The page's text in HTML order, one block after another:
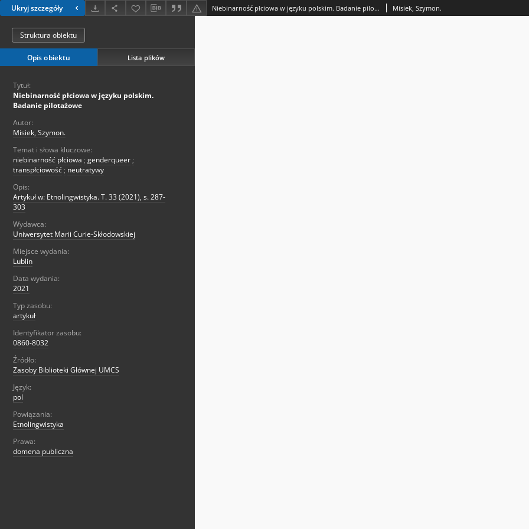
Ukryj szczegóły Niebinarność płciowa w języku polskim. Badanie pilotażowe Misiek, Szymon.
Struktura obiektu
Opis obiektu Lista plików
Tytuł:
Niebinarność płciowa w języku polskim.
Badanie pilotażowe
Autor:
Misiek, Szymon.
Temat i słowa kluczowe:
niebinarność płciowa ; genderqueer ;
transpłciowość ; neutratywy
Opis:
Artykuł w: Etnolingwistyka. T. 33 (2021), s. 287-
303
Wydawca:
Uniwersytet Marii Curie-Skłodowskiej
Miejsce wydania:
Lublin
Data wydania:
2021
Typ zasobu:
artykuł
Identyfikator zasobu:
0860-8032
Źródło:
Zasoby Biblioteki Głównej UMCS
Język:
pol
Powiązania:
Etnolingwistyka
Prawa:
domena publiczna